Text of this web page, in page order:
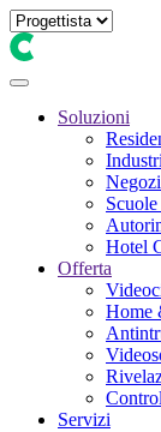
Soluzioni
Hotel
Offerta
Home
Servizi